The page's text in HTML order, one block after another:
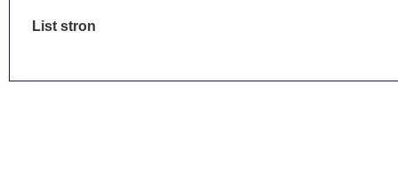
List stron